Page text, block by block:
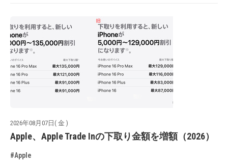
2026年08月07日( 金 )
Apple、Apple Trade Inの下取り金額を増額（2026）
#Apple